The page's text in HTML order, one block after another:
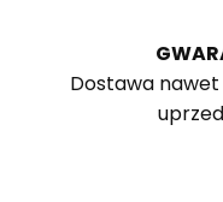
Dostawa